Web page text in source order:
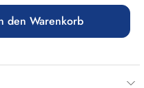
gewünschten Wert
den Warenkorb